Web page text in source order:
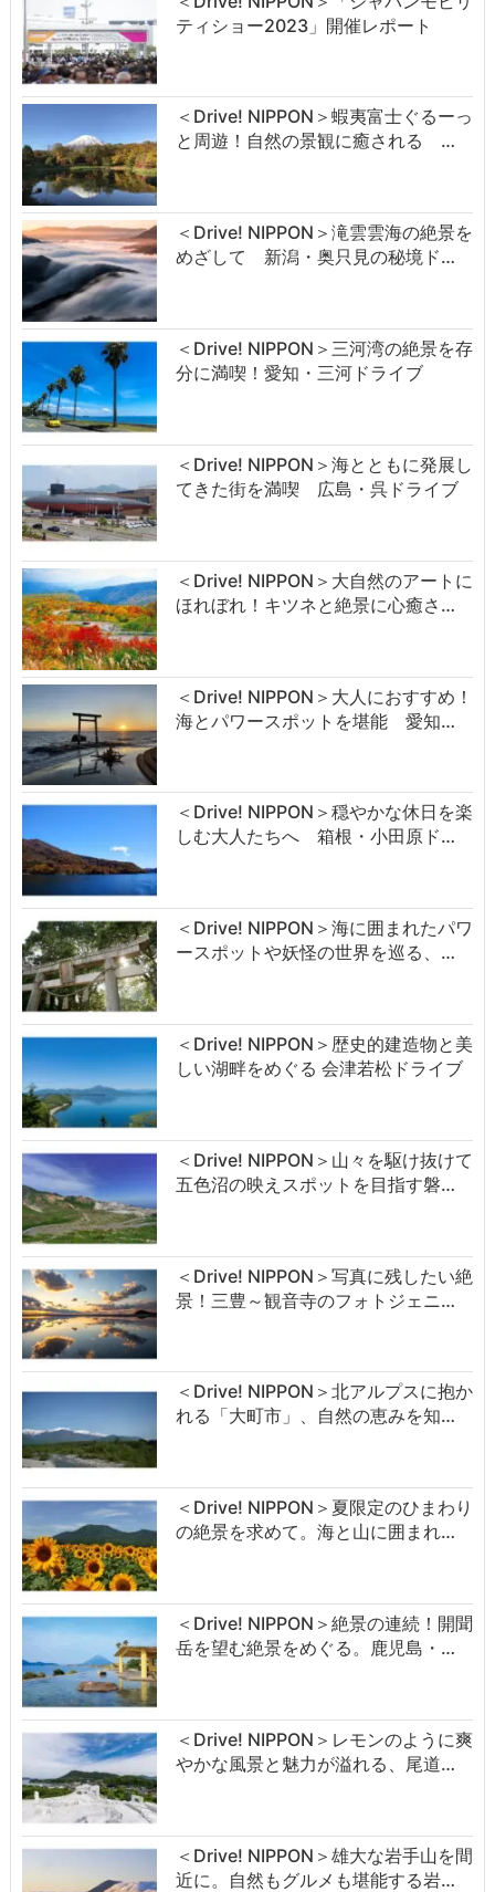
ティショー2023」開催レポート
＜Drive! NIPPON＞蝦夷富士ぐるーっ
と周遊！自然の景観に癒される …
＜Drive! NIPPON＞滝雲雲海の絶景を
めざして 新潟・奥只見の秘境ド…
＜Drive! NIPPON＞三河湾の絶景を存
分に満喫！愛知・三河ドライブ
＜Drive! NIPPON＞海とともに発展し
てきた街を満喫 広島・呉ドライブ
＜Drive! NIPPON＞大自然のアートに
ほれぼれ！キツネと絶景に心癒さ…
＜Drive! NIPPON＞大人におすすめ！
海とパワースポットを堪能 愛知…
＜Drive! NIPPON＞穏やかな休日を楽
しむ大人たちへ 箱根・小田原ド…
＜Drive! NIPPON＞海に囲まれたパワ
ースポットや妖怪の世界を巡る、…
＜Drive! NIPPON＞歴史的建造物と美
しい湖畔をめぐる 会津若松ドライブ
＜Drive! NIPPON＞山々を駆け抜けて
五色沼の映えスポットを目指す磐…
＜Drive! NIPPON＞写真に残したい絶
景！三豊～観音寺のフォトジェニ…
＜Drive! NIPPON＞北アルプスに抱か
れる「大町市」、自然の恵みを知…
＜Drive! NIPPON＞夏限定のひまわり
の絶景を求めて。海と山に囲まれ…
＜Drive! NIPPON＞絶景の連続！開聞
岳を望む絶景をめぐる。鹿児島・…
＜Drive! NIPPON＞レモンのように爽
やかな風景と魅力が溢れる、尾道…
＜Drive! NIPPON＞雄大な岩手山を間
近に。自然もグルメも堪能する岩…